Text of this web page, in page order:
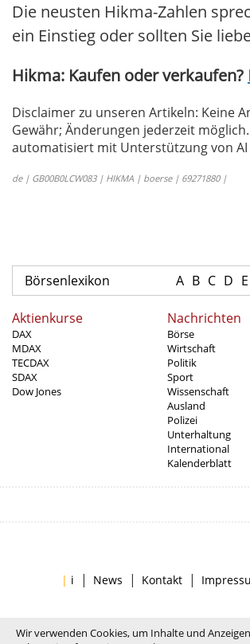
Die neusten Hikma-Zahlen
ein Einstieg oder sollten Sie
Hikma: Kaufen oder verkaufen?
Disclaimer zu unseren Artikeln: Keine
Gewähr; Änderungen jederzeit
automatisiert mit Unterstützung von
de | GB00B0LCW083 | HIKMA | boerse | 69271880 |
Börsenlexikon A B C D E
Aktienkurse
DAX
MDAX
TECDAX
SDAX
Dow Jones
Nachrichten
Börse
Wirtschaft
Politik
Sport
Wissenschaft
Ausland
Polizei
Unterhaltung
International
Kalenderblatt
| i | News | Kontakt |
Wir verwenden Cookies, um Inhalte und